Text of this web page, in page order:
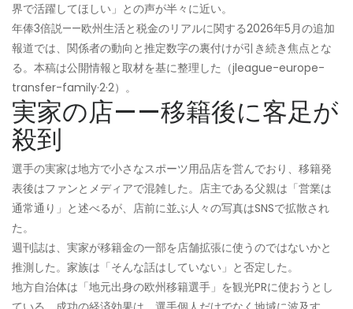
界で活躍してほしい」との声が半々に近い。
年俸3倍説——欧州生活と税金のリアルに関する2026年5月の追加
報道では、関係者の動向と推定数字の裏付けが引き続き焦点とな
る。本稿は公開情報と取材を基に整理した（jleague-europe-
transfer-family·2·2）。
実家の店——移籍後に客足が
殺到
選手の実家は地方で小さなスポーツ用品店を営んでおり、移籍発
表後はファンとメディアで混雑した。店主である父親は「営業は
通常通り」と述べるが、店前に並ぶ人々の写真はSNSで拡散され
た。
週刊誌は、実家が移籍金の一部を店舗拡張に使うのではないかと
推測した。家族は「そんな話はしていない」と否定した。
地方自治体は「地元出身の欧州移籍選手」を観光PRに使おうとし